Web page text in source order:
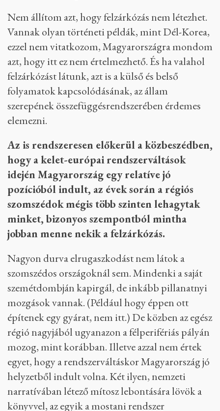
Nem állítom azt, hogy felzárkózás nem létezhet.
Vannak olyan történeti példák, mint Dél-Korea,
ezzel nem vitatkozom, Magyarországra mondom
azt, hogy itt ez nem értelmezhető. És ha valahol
felzárkózást látunk, azt is a külső és belső
folyamatok kapcsolódásának, az állam
szerepének összefüggésrendszerében érdemes
elemezni.
Az is rendszeresen előkerül a közbeszédben,
hogy a kelet-európai rendszerváltások
idején Magyarország egy relatíve jó
pozícióból indult, az évek során a régiós
szomszédok mégis több szinten lehagytak
minket, bizonyos szempontból mintha
jobban menne nekik a felzárkózás.
Nagyon durva elrugaszkodást nem látok a
szomszédos országoknál sem. Mindenki a saját
szemétdombján kapirgál, de inkább pillanatnyi
mozgások vannak. (Például hogy éppen ott
építenek egy gyárat, nem itt.) De közben az egész
régió nagyjából ugyanazon a félperifériás pályán
mozog, mint korábban. Illetve azzal nem értek
egyet, hogy a rendszerváltáskor Magyarország jó
helyzetből indult volna. Két ilyen, nemzeti
narratívában létező mítosz lebontására lövök a
könyvvel, az egyik a mostani rendszer